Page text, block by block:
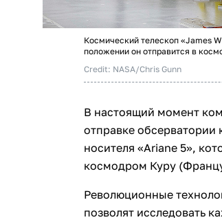
Космический телескоп «James
положении он отправится в
Credit: NASA/Chris Gunn
В настоящий момент
отправке
носителя «Ariane 5»,
космодром Куру
Революционные
позволят исследовать